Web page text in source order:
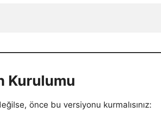
Kurulumu
önce bu versiyonu kurmalısınız: